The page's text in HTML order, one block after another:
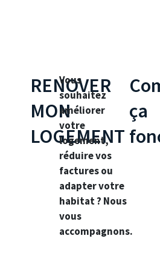
RENOVER
MON
LOGEMENT
Vous
souhaitez
améliorer
votre
logement,
réduire vos
factures ou
adapter votre
habitat ? Nous
vous
accompagnons.
ça